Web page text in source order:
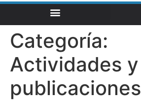
Categoría:
Actividades y
publicaciones